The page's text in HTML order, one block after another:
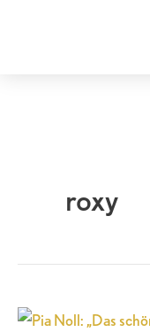
roxy
Pia